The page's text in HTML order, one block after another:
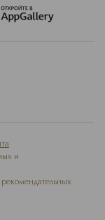
и
рекомендательных